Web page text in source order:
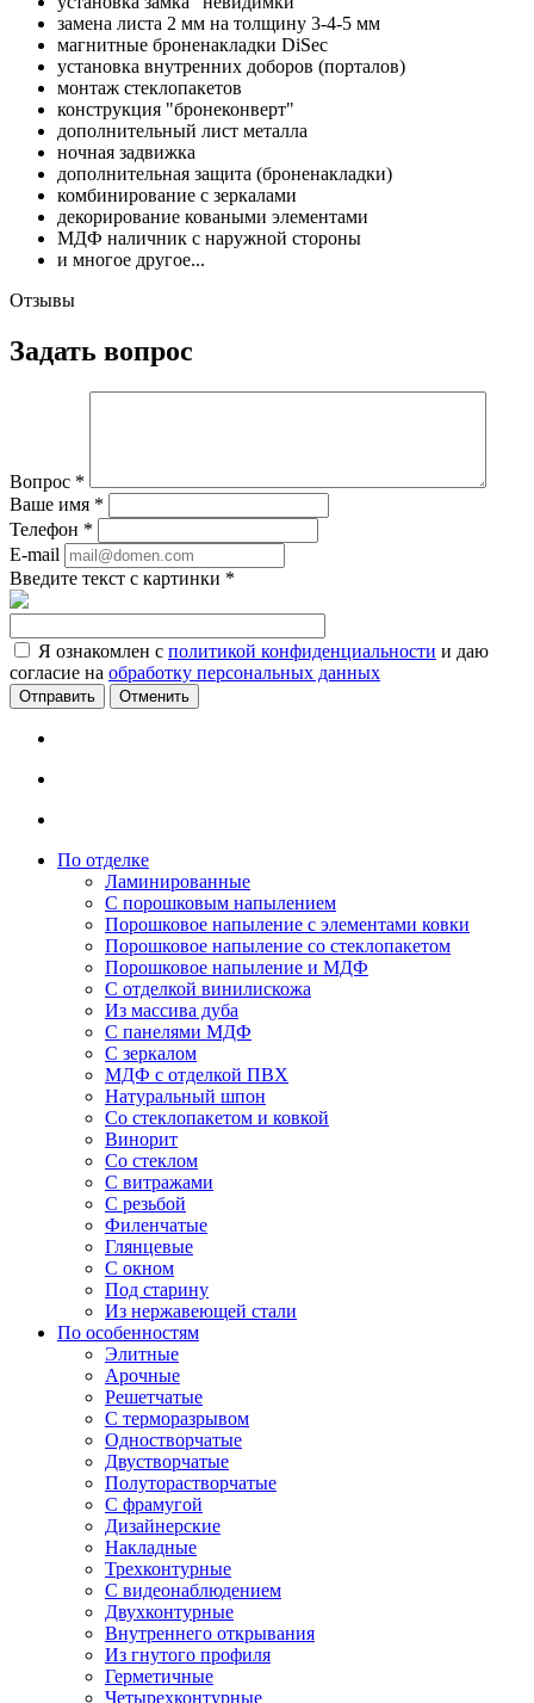
замена листа 2 мм на толщину 3-4-5 мм
магнитные броненакладки DiSec
установка внутренних доборов (порталов)
монтаж стеклопакетов
конструкция "бронеконверт"
дополнительный лист металла
ночная задвижка
дополнительная защита (броненакладки)
комбинирование с зеркалами
декорирование коваными элементами
МДФ наличник с наружной стороны
и многое другое...
Отзывы
Задать вопрос
Вопрос *
Ваше имя *
Телефон *
E-mail
Введите текст с картинки *
Я ознакомлен с политикой конфиденциальности и даю
согласие на обработку персональных данных
Отменить
По отделке
Ламинированные
С порошковым напылением
Порошковое напыление с элементами ковки
Порошковое напыление со стеклопакетом
Порошковое напыление и МДФ
С отделкой винилискожа
Из массива дуба
С панелями МДФ
С зеркалом
МДФ с отделкой ПВХ
Натуральный шпон
Со стеклопакетом и ковкой
Винорит
Со стеклом
С витражами
С резьбой
Филенчатые
Глянцевые
С окном
Под старину
Из нержавеющей стали
По особенностям
Элитные
Арочные
Решетчатые
С терморазрывом
Одностворчатые
Двустворчатые
Полуторастворчатые
С фрамугой
Дизайнерские
Накладные
Трехконтурные
С видеонаблюдением
Двухконтурные
Внутреннего открывания
Из гнутого профиля
Герметичные
Четырехконтурные